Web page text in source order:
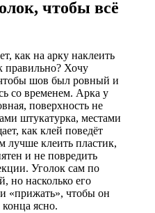
чтобы всё
как на арку наклеить
правильно? Хочу
чтобы шов был ровный и
со временем. Арка у
поверхность не
штукатурка, местами
как клей поведёт
лучше клеить пластик,
и не повредить
Уголок сам по
но насколько его
«прижать», чтобы он
ясно.